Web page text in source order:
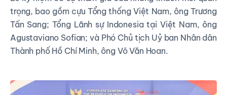
trọng, bao gồm cựu Tổng thống Việt Nam, ông Trương
Tấn Sang; Tổng Lãnh sự Indonesia tại Việt Nam, ông
Agustaviano Sofian; và Phó Chủ tịch Uỷ ban Nhân dân
Thành phố Hồ Chí Minh, ông Võ Văn Hoan.